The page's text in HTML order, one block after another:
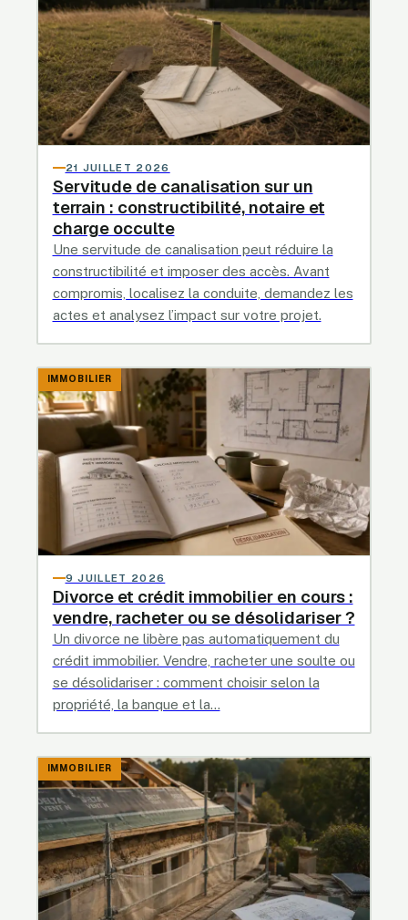
Servitude de canalisation sur un
terrain : constructibilité, notaire et
charge occulte
21 JUILLET 2026
Une servitude de canalisation peut réduire la
constructibilité et imposer des accès. Avant
compromis, localisez la conduite, demandez les
actes et analysez l’impact sur votre projet.
IMMOBILIER
Divorce et crédit immobilier en cours :
vendre, racheter ou se désolidariser ?
9 JUILLET 2026
Un divorce ne libère pas automatiquement du
crédit immobilier. Vendre, racheter une soulte ou
se désolidariser : comment choisir selon la
propriété, la banque et la…
IMMOBILIER